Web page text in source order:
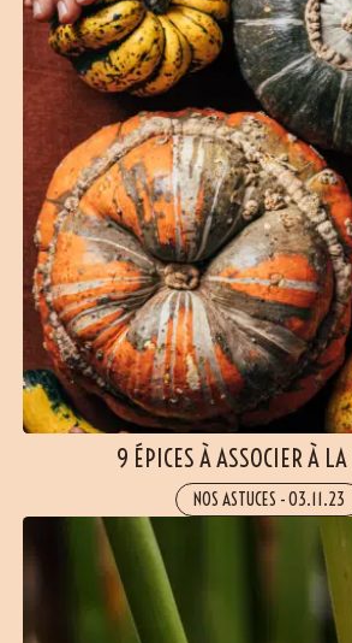
(6 avis)
9 ÉPICES À ASSOCIER À LA
NOS ASTUCES -03.11.23